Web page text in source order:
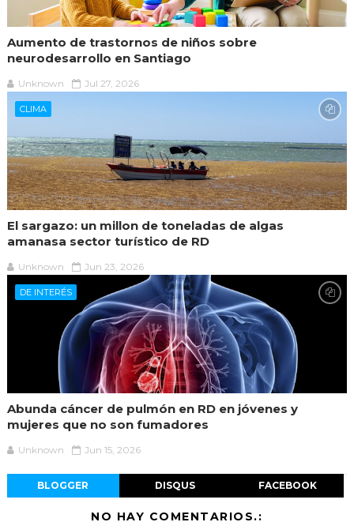
Aumento de trastornos de niños sobre
neurodesarrollo en Santiago
Unknown Jul 27, 2026
CLIMA
El sargazo: un millon de toneladas de algas
amanasa sector turístico de RD
Unknown Jun 23, 2026
DE INTERÉS
Abunda cáncer de pulmón en RD en jóvenes y
mujeres que no son fumadores
Unknown Jun 15, 2026
BLOGGER DISQUS FACEBOOK
NO HAY COMENTARIOS.: